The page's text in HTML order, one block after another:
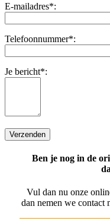
E-mailadres*:
Telefoonnummer*:
Je bericht*:
Ben je nog in de
Vul dan nu onze
dan nemen we contact